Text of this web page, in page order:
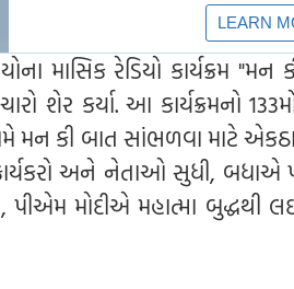
માસિક રેડિયો કાર્યક્રમ "મન
શેર કર્યા. આ કાર્યક્રમનો
મન કી બાત સાંભળવા માટે
અને નેતાઓ સુધી, બધાએ
પીએમ મોદીએ મહાત્મા